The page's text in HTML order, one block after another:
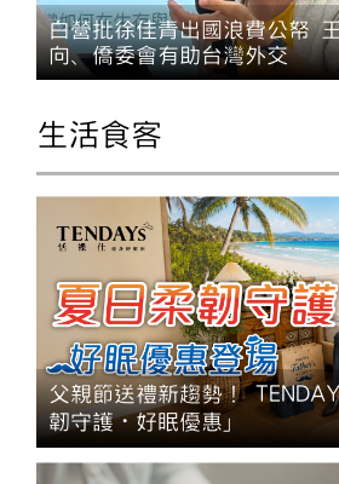
白營批徐佳青出國浪費公帑
向、僑委會有助台灣外交
生活食客
父親節送禮新趨勢！
韌守護・好眠優惠」